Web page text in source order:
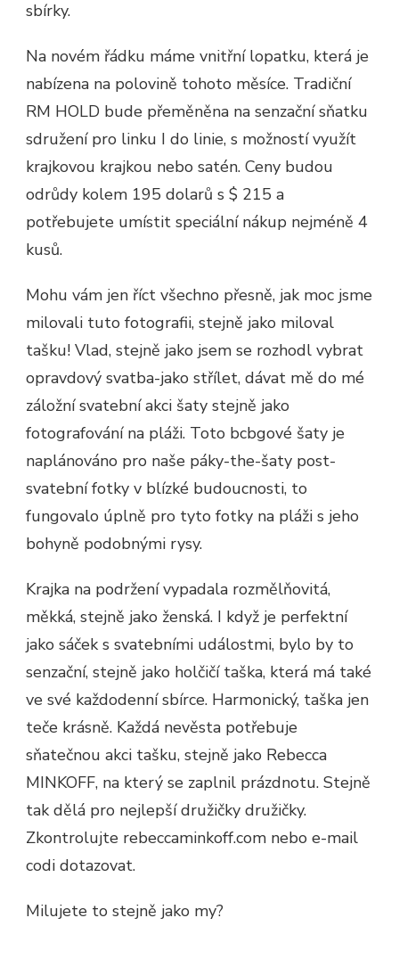
sbírky.
Na novém řádku máme vnitřní lopatku, která je
nabízena na polovině tohoto měsíce. Tradiční
RM HOLD bude přeměněna na senzační sňatku
sdružení pro linku I do linie, s možností využít
krajkovou krajkou nebo satén. Ceny budou
odrůdy kolem 195 dolarů s $ 215 a
potřebujete umístit speciální nákup nejméně 4
kusů.
Mohu vám jen říct všechno přesně, jak moc jsme
milovali tuto fotografii, stejně jako miloval
tašku! Vlad, stejně jako jsem se rozhodl vybrat
opravdový svatba-jako střílet, dávat mě do mé
záložní svatební akci šaty stejně jako
fotografování na pláži. Toto bcbgové šaty je
naplánováno pro naše páky-the-šaty post-
svatební fotky v blízké budoucnosti, to
fungovalo úplně pro tyto fotky na pláži s jeho
bohyně podobnými rysy.
Krajka na podržení vypadala rozmělňovitá,
měkká, stejně jako ženská. I když je perfektní
jako sáček s svatebními událostmi, bylo by to
senzační, stejně jako holčičí taška, která má také
ve své každodenní sbírce. Harmonický, taška jen
teče krásně. Každá nevěsta potřebuje
sňatečnou akci tašku, stejně jako Rebecca
MINKOFF, na který se zaplnil prázdnotu. Stejně
tak dělá pro nejlepší družičky družičky.
Zkontrolujte rebeccaminkoff.com nebo e-mail
codi dotazovat.
Milujete to stejně jako my?